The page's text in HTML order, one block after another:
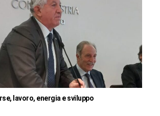
lavoro, energia e sviluppo